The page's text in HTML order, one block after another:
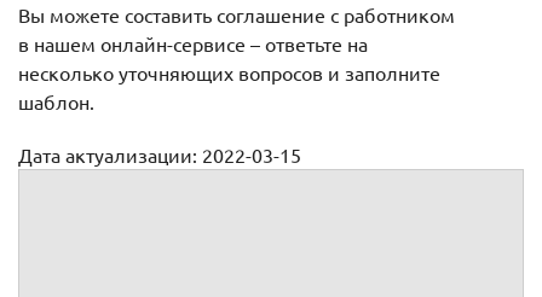
Вы можете составить соглашение с работником
в нашем онлайн-сервисе – ответьте на
несколько уточняющих вопросов и заполните
шаблон.
Дата актуализации: 2022-03-15